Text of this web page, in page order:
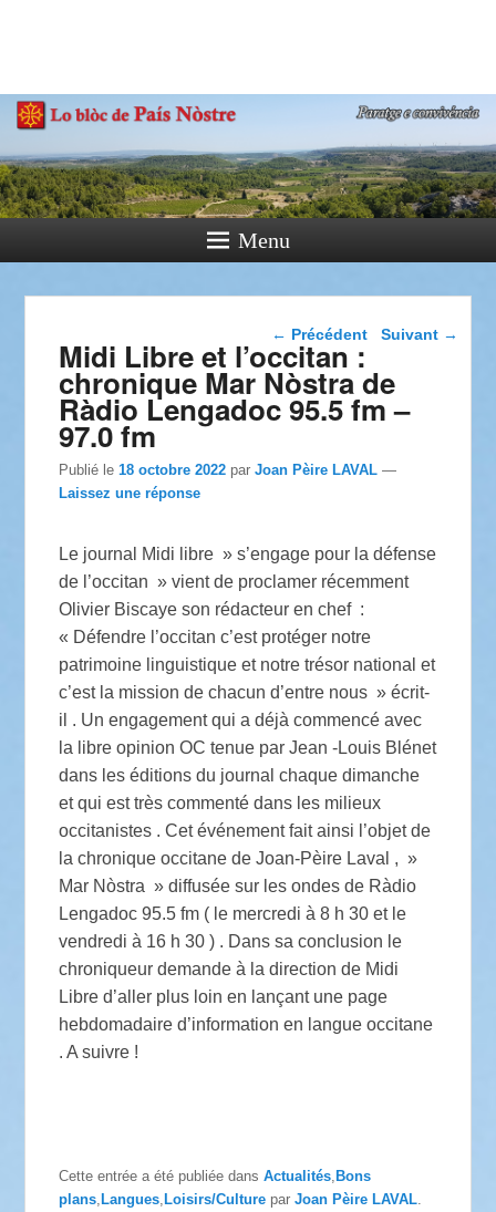
Paratge e Convivència
Menu
Navigation dans les
← Précédent Suivant →
Midi Libre et l’occitan :
chronique Mar Nòstra de
Ràdio Lengadoc 95.5 fm –
97.0 fm
Publié le18 octobre 2022 parJoan Pèire LAVAL —
Laissez une réponse
Le journal Midi libre » s’engage pour la défense
de l’occitan » vient de proclamer récemment
Olivier Biscaye son rédacteur en chef :
« Défendre l’occitan c’est protéger notre
patrimoine linguistique et notre trésor national et
c’est la mission de chacun d’entre nous » écrit-
il . Un engagement qui a déjà commencé avec
la libre opinion OC tenue par Jean -Louis Blénet
dans les éditions du journal chaque dimanche
et qui est très commenté dans les milieux
occitanistes . Cet événement fait ainsi l’objet de
la chronique occitane de Joan-Pèire Laval , »
Mar Nòstra » diffusée sur les ondes de Ràdio
Lengadoc 95.5 fm ( le mercredi à 8 h 30 et le
vendredi à 16 h 30 ) . Dans sa conclusion le
chroniqueur demande à la direction de Midi
Libre d’aller plus loin en lançant une page
hebdomadaire d’information en langue occitane
. A suivre !
Cette entrée a été publiée dansActualités ,Bons
plans ,Langues ,Loisirs/Culture parJoan Pèire LAVAL